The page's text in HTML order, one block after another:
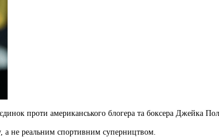
проти американського блогера та боксера Джейка
а не реальним спортивним суперництвом.